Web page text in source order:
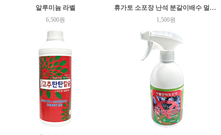
알루미늄 라벨
6,500원
휴가토 소포장 난석 분갈이배수 멀칭 어항여과제
1,500원